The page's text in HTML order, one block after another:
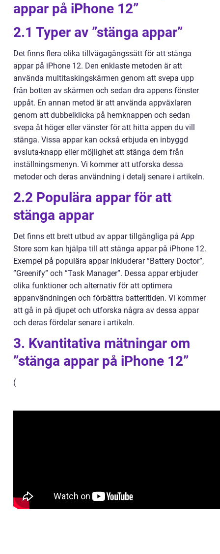
appar på iPhone 12”
2.1 Typer av ”stänga appar”
Det finns flera olika tillvägagångssätt för att stänga
appar på iPhone 12. Den enklaste metoden är att
använda multitaskingskärmen genom att svepa upp
från botten av skärmen och sedan dra appens fönster
uppåt. En annan metod är att använda appväxlaren
genom att dubbelklicka på hemknappen och sedan
svepa åt höger eller vänster för att hitta appen du vill
stänga. Vissa appar kan också erbjuda en inbyggd
avsluta-knapp eller möjlighet att stänga dem från
inställningsmenyn. Vi kommer att utforska dessa
metoder och deras användning i detalj senare i artikeln.
2.2 Populära appar för att
stänga appar
Det finns ett brett utbud av appar tillgängliga på App
Store som kan hjälpa till att stänga appar på iPhone 12.
Exempel på populära appar inkluderar ”Battery Doctor”,
”Greenify” och ”Task Manager”. Dessa appar erbjuder
olika funktioner och alternativ för att optimera
appanvändningen och förbättra batteritiden. Vi kommer
att gå in på djupet och utforska några av dessa appar
och deras fördelar senare i artikeln.
3. Kvantitativa mätningar om
”stänga appar på iPhone 12”
(